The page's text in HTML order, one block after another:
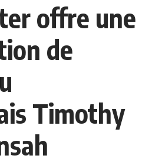
offre une
de
Timothy